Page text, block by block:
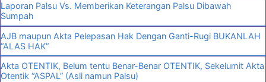
Laporan Palsu Vs. Memberikan Keterangan Palsu Dibawah
Sumpah
AJB maupun Akta Pelepasan Hak Dengan Ganti-Rugi BUKANLAH
“ALAS HAK”
Akta OTENTIK, Belum tentu Benar-Benar OTENTIK, Sekelumit Akta
Otentik “ASPAL” (Asli namun Palsu)